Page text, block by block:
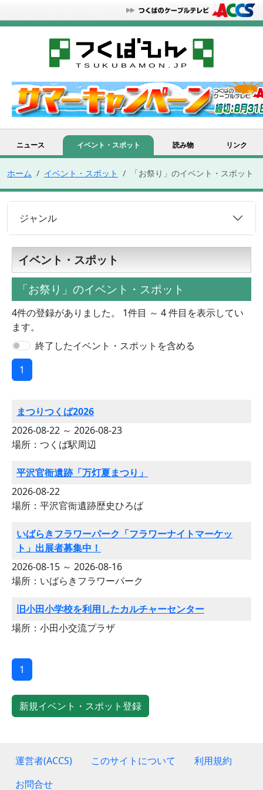
ニュース イベント・スポット 読み物 リンク
ホーム イベント・スポット 「お祭り」のイベント・スポット
ジャンル
イベント・スポット
「お祭り」のイベント・スポット
4件の登録がありました。 1件目 ～ 4 件目を表示してい
ます。
終了したイベント・スポットを含める
1
まつりつくば2026
2026-08-22 ～ 2026-08-23
場所：つくば駅周辺
平沢官衙遺跡「万灯夏まつり」
2026-08-22
場所：平沢官衙遺跡歴史ひろば
いばらきフラワーパーク「フラワーナイトマーケッ
ト」出展者募集中！
2026-08-15 ～ 2026-08-16
場所：いばらきフラワーパーク
旧小田小学校を利用したカルチャーセンター
場所：小田小交流プラザ
1
新規イベント・スポット登録
運営者(ACCS) このサイトについて
利用規約
お問合せ